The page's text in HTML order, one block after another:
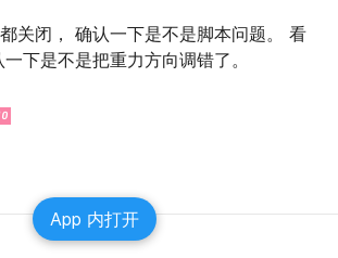
关闭， 确认一下是不是脚本问题。 看
下是不是把重力方向调错了。
App 内打开